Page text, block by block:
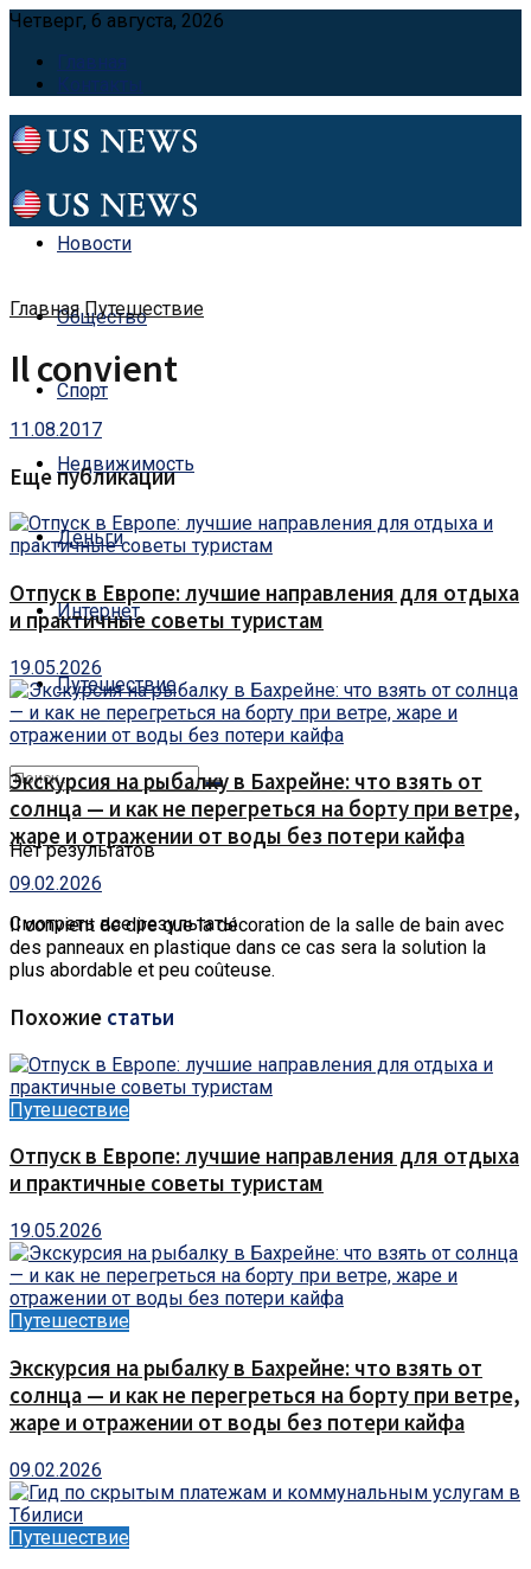
Четверг, 6 августа, 2026
Главная
Контакты
Новости
Общество
Спорт
Недвижимость
Деньги
Интернет
Путешествие
Нет результатов
Смотреть все результаты
Главная Путешествие
Il convient
11.08.2017
Еще публикации
Отпуск в Европе: лучшие направления для отдыха
и практичные советы туристам
19.05.2026
Экскурсия на рыбалку в Бахрейне: что взять от
солнца — и как не перегреться на борту при ветре,
жаре и отражении от воды без потери кайфа
09.02.2026
Il convient de dire que la décoration de la salle de bain avec
des panneaux en plastique dans ce cas sera la solution la
plus abordable et peu coûteuse.
Похожие статьи
Путешествие
Отпуск в Европе: лучшие направления для отдыха
и практичные советы туристам
19.05.2026
Путешествие
Экскурсия на рыбалку в Бахрейне: что взять от
солнца — и как не перегреться на борту при ветре,
жаре и отражении от воды без потери кайфа
09.02.2026
Путешествие